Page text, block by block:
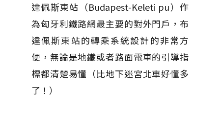
達佩斯東站（Budapest-Keleti pu）作
為匈牙利鐵路網最主要的對外門戶，布
達佩斯東站的轉乘系統設計的非常方
便，無論是地鐵或者路面電車的引導指
標都清楚易懂（比地下迷宮北車好懂多
了！）